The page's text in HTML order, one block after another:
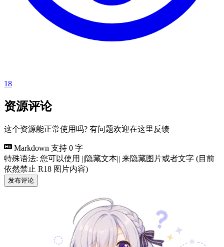
18
资源评论
这个资源能正常使用吗? 有问题欢迎在这里反馈
Markdown 支持 0 字
特殊语法: 您可以使用 ||隐藏文本|| 来隐藏图片或者文字 (目前
依然禁止 R18 图片内容)
发布评论